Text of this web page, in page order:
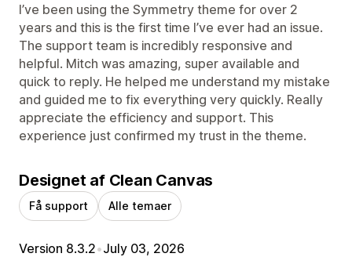
I’ve been using the Symmetry theme for over 2
years and this is the first time I’ve ever had an issue.
The support team is incredibly responsive and
helpful. Mitch was amazing, super available and
quick to reply. He helped me understand my mistake
and guided me to fix everything very quickly. Really
appreciate the efficiency and support. This
experience just confirmed my trust in the theme.
Designet af Clean Canvas
Få support Alle temaer
Version 8.3.2•July 03, 2026